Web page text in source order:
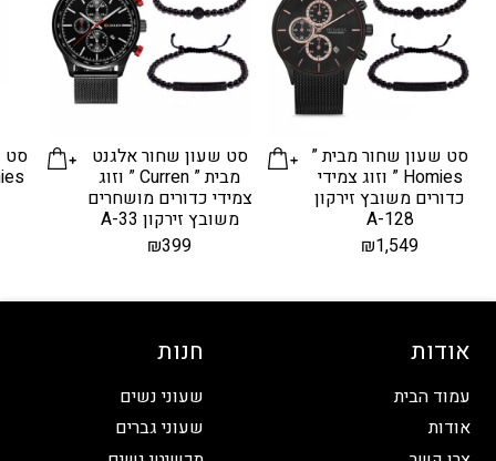
סט שעון שחור מבית ”
Homies ” וזוג צמידי
כדורים משובץ זירקון
A-128
₪1,549
סט שעון שחור אלגנט
מבית ” Curren ” וזוג
צמידי כדורים מושחרים
משובץ זירקון A-33
₪399
סט
אודות
עמוד הבית
אודות
חנות
שעוני נשים
שעוני גברים